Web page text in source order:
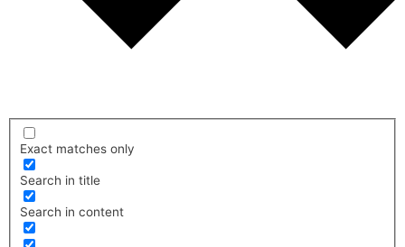
Exact matches only
Search in title
Search in content